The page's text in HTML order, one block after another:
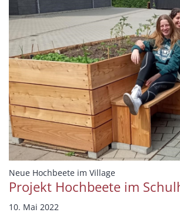
Neue Hochbeete im Village:
Projekt Hochbeete im
10. Mai 2022